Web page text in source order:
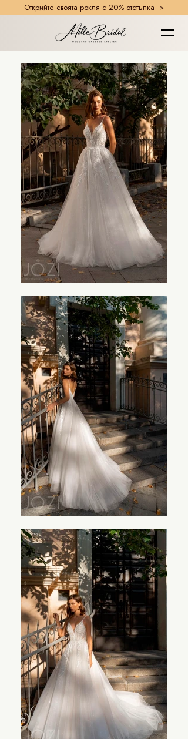
Открийте своята рокля с 20% отстъпка >